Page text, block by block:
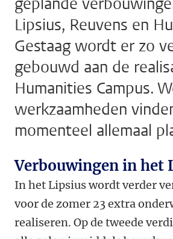
Lipsius, Reuvens en
Gestaag wordt er zo
gebouwd aan de
Humanities Campus.
werkzaamheden
momenteel allemaal
Verbouwingen in het
In het Lipsius wordt verder
voor de zomer 23 extra
realiseren. Op de tweede